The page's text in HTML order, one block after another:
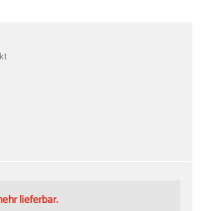
lieferbar.